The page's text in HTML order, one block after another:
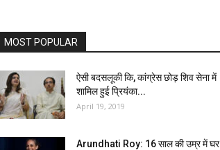
MOST POPULAR
ऐसी बदसलूकी कि, कांग्रेस छोड़ शिव सेना में
शामिल हुई प्रियंका...
April 19, 2019
Arundhati Roy: 16 साल की उम्र में घर